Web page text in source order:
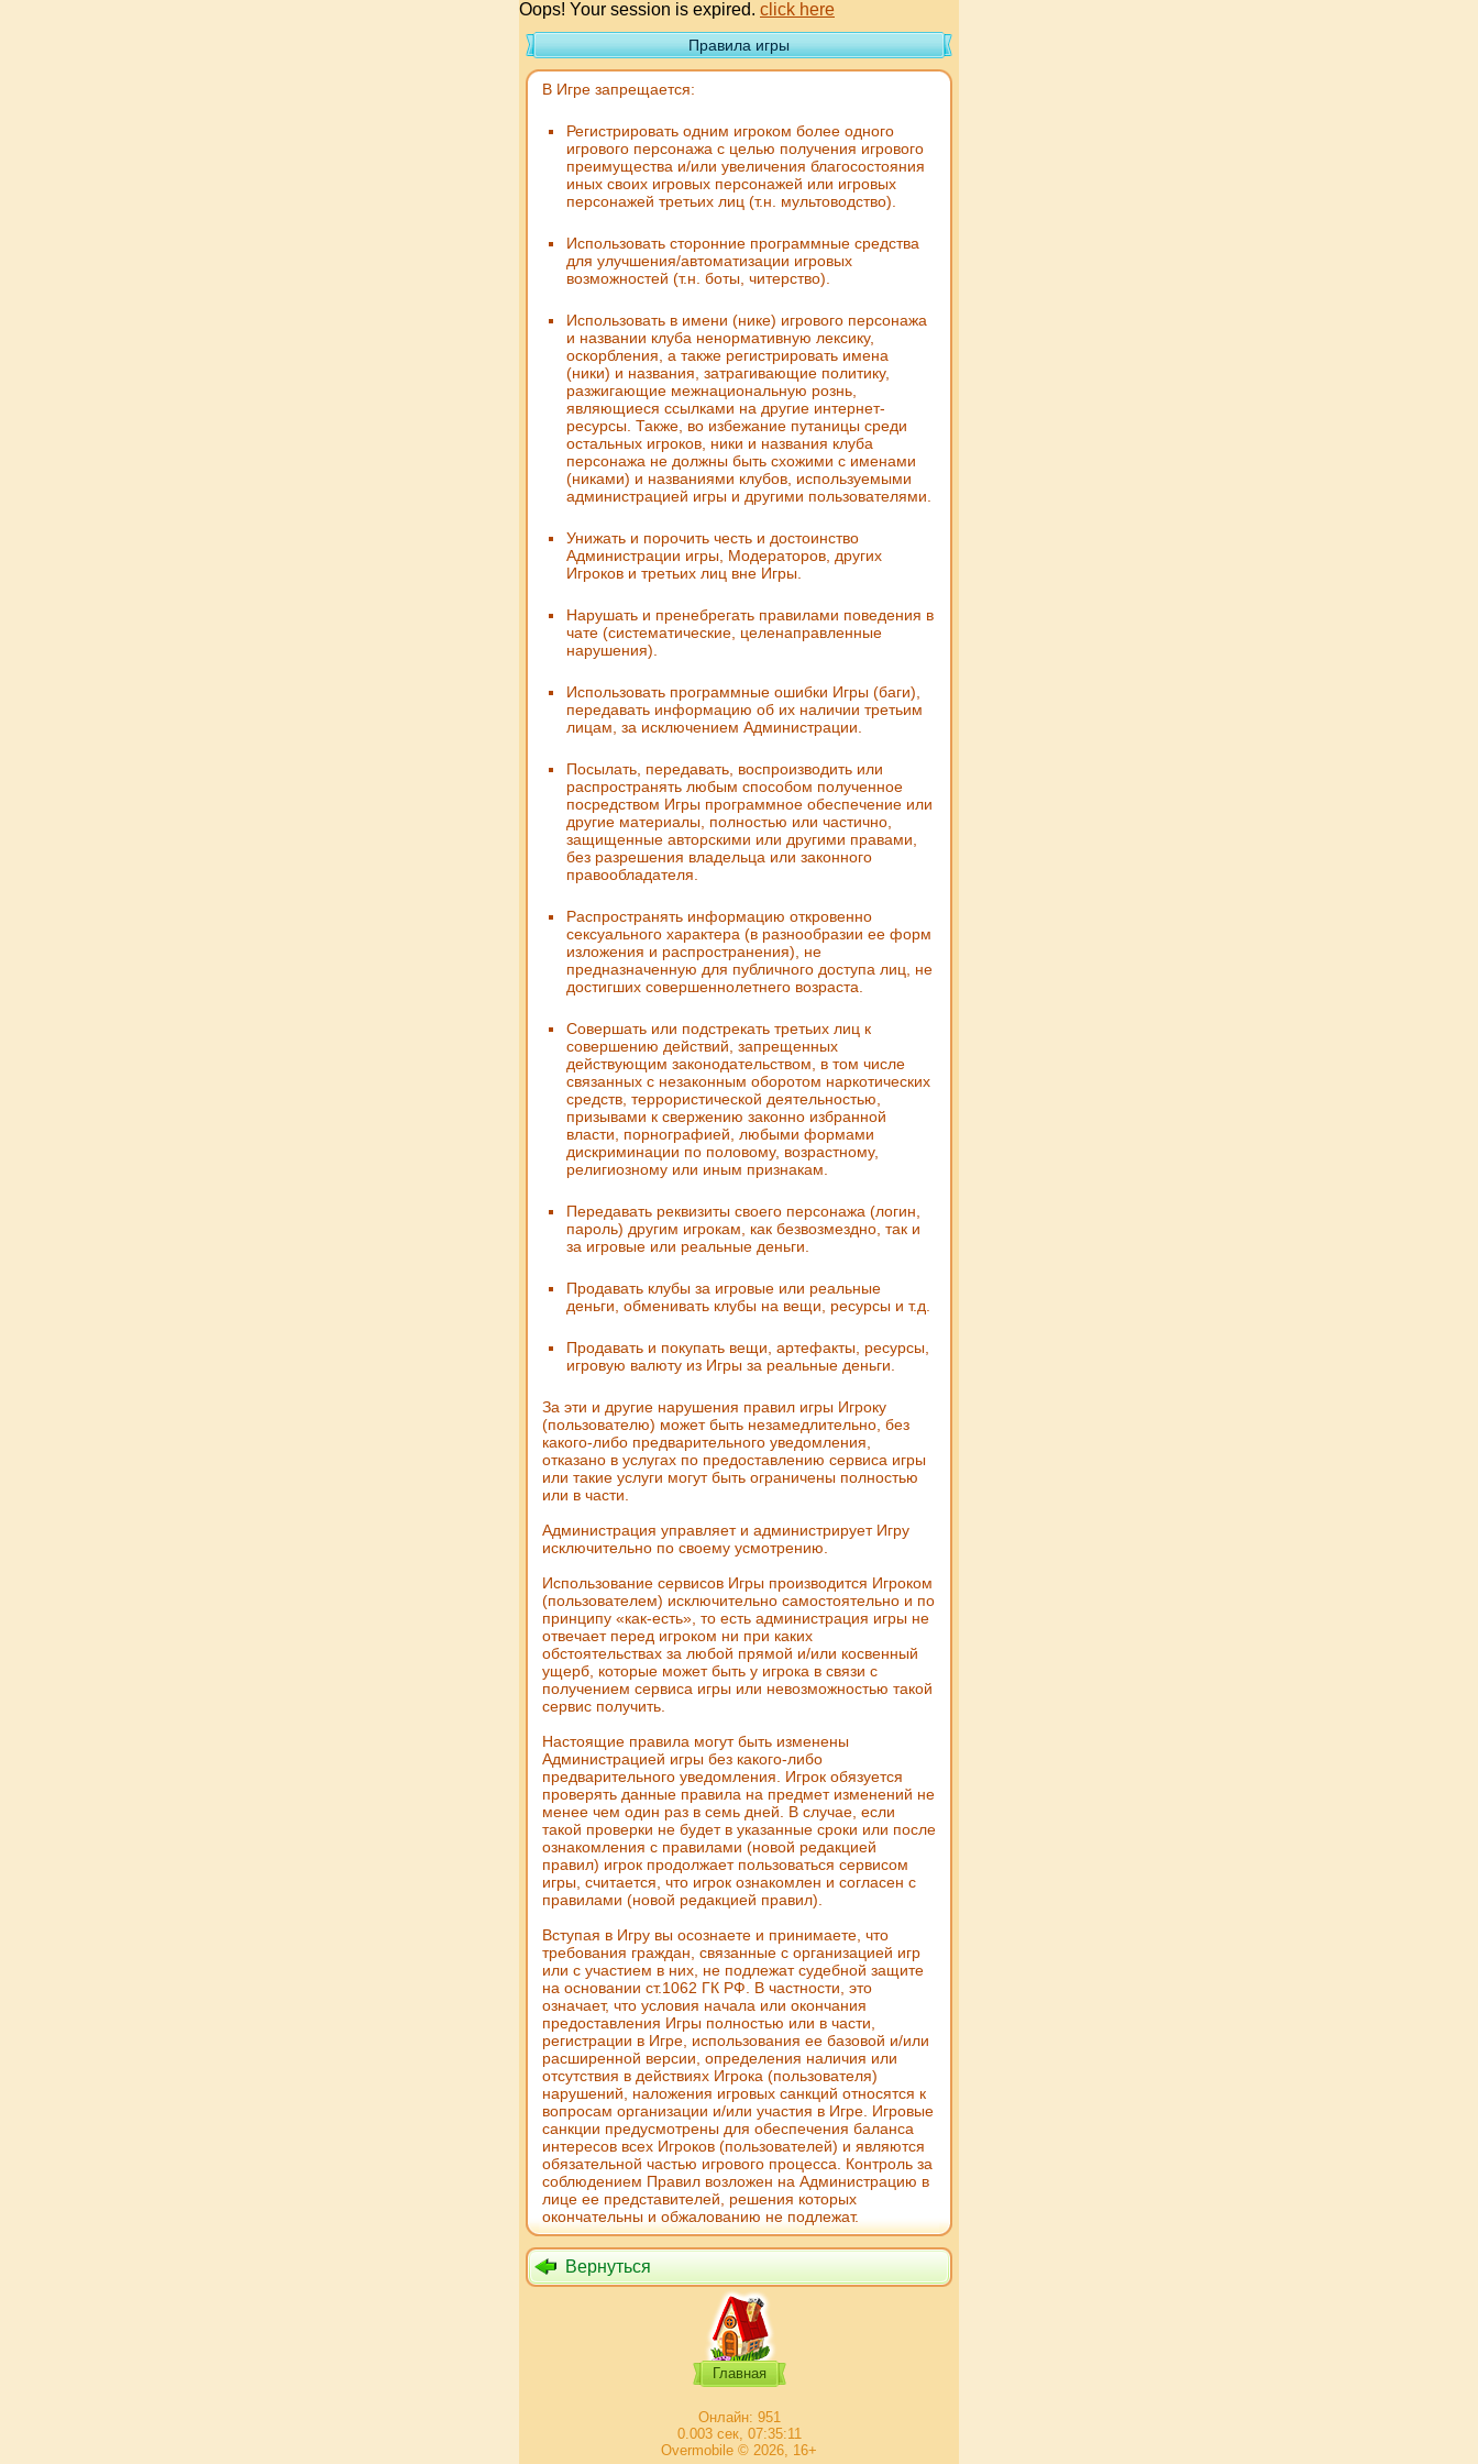
Oops! Your session is expired. click here
Правила игры
В Игре запрещается:
Регистрировать одним игроком более одного
игрового персонажа с целью получения игрового
преимущества и/или увеличения благосостояния
иных своих игровых персонажей или игровых
персонажей третьих лиц (т.н. мультоводство).
Использовать сторонние программные средства
для улучшения/автоматизации игровых
возможностей (т.н. боты, читерство).
Использовать в имени (нике) игрового персонажа
и названии клуба ненормативную лексику,
оскорбления, а также регистрировать имена
(ники) и названия, затрагивающие политику,
разжигающие межнациональную рознь,
являющиеся ссылками на другие интернет-
ресурсы. Также, во избежание путаницы среди
остальных игроков, ники и названия клуба
персонажа не должны быть схожими с именами
(никами) и названиями клубов, используемыми
администрацией игры и другими пользователями.
Унижать и порочить честь и достоинство
Администрации игры, Модераторов, других
Игроков и третьих лиц вне Игры.
Нарушать и пренебрегать правилами поведения в
чате (систематические, целенаправленные
нарушения).
Использовать программные ошибки Игры (баги),
передавать информацию об их наличии третьим
лицам, за исключением Администрации.
Посылать, передавать, воспроизводить или
распространять любым способом полученное
посредством Игры программное обеспечение или
другие материалы, полностью или частично,
защищенные авторскими или другими правами,
без разрешения владельца или законного
правообладателя.
Распространять информацию откровенно
сексуального характера (в разнообразии ее форм
изложения и распространения), не
предназначенную для публичного доступа лиц, не
достигших совершеннолетнего возраста.
Совершать или подстрекать третьих лиц к
совершению действий, запрещенных
действующим законодательством, в том числе
связанных с незаконным оборотом наркотических
средств, террористической деятельностью,
призывами к свержению законно избранной
власти, порнографией, любыми формами
дискриминации по половому, возрастному,
религиозному или иным признакам.
Передавать реквизиты своего персонажа (логин,
пароль) другим игрокам, как безвозмездно, так и
за игровые или реальные деньги.
Продавать клубы за игровые или реальные
деньги, обменивать клубы на вещи, ресурсы и т.д.
Продавать и покупать вещи, артефакты, ресурсы,
игровую валюту из Игры за реальные деньги.
За эти и другие нарушения правил игры Игроку
(пользователю) может быть незамедлительно, без
какого-либо предварительного уведомления,
отказано в услугах по предоставлению сервиса игры
или такие услуги могут быть ограничены полностью
или в части.
Администрация управляет и администрирует Игру
исключительно по своему усмотрению.
Использование сервисов Игры производится Игроком
(пользователем) исключительно самостоятельно и по
принципу «как-есть», то есть администрация игры не
отвечает перед игроком ни при каких
обстоятельствах за любой прямой и/или косвенный
ущерб, которые может быть у игрока в связи с
получением сервиса игры или невозможностью такой
сервис получить.
Настоящие правила могут быть изменены
Администрацией игры без какого-либо
предварительного уведомления. Игрок обязуется
проверять данные правила на предмет изменений не
менее чем один раз в семь дней. В случае, если
такой проверки не будет в указанные сроки или после
ознакомления с правилами (новой редакцией
правил) игрок продолжает пользоваться сервисом
игры, считается, что игрок ознакомлен и согласен с
правилами (новой редакцией правил).
Вступая в Игру вы осознаете и принимаете, что
требования граждан, связанные с организацией игр
или с участием в них, не подлежат судебной защите
на основании ст.1062 ГК РФ. В частности, это
означает, что условия начала или окончания
предоставления Игры полностью или в части,
регистрации в Игре, использования ее базовой и/или
расширенной версии, определения наличия или
отсутствия в действиях Игрока (пользователя)
нарушений, наложения игровых санкций относятся к
вопросам организации и/или участия в Игре. Игровые
санкции предусмотрены для обеспечения баланса
интересов всех Игроков (пользователей) и являются
обязательной частью игрового процесса. Контроль за
соблюдением Правил возложен на Администрацию в
лице ее представителей, решения которых
окончательны и обжалованию не подлежат.
Вернуться
Главная
Онлайн: 951
0.003 сек, 07:35:11
Overmobile © 2026, 16+